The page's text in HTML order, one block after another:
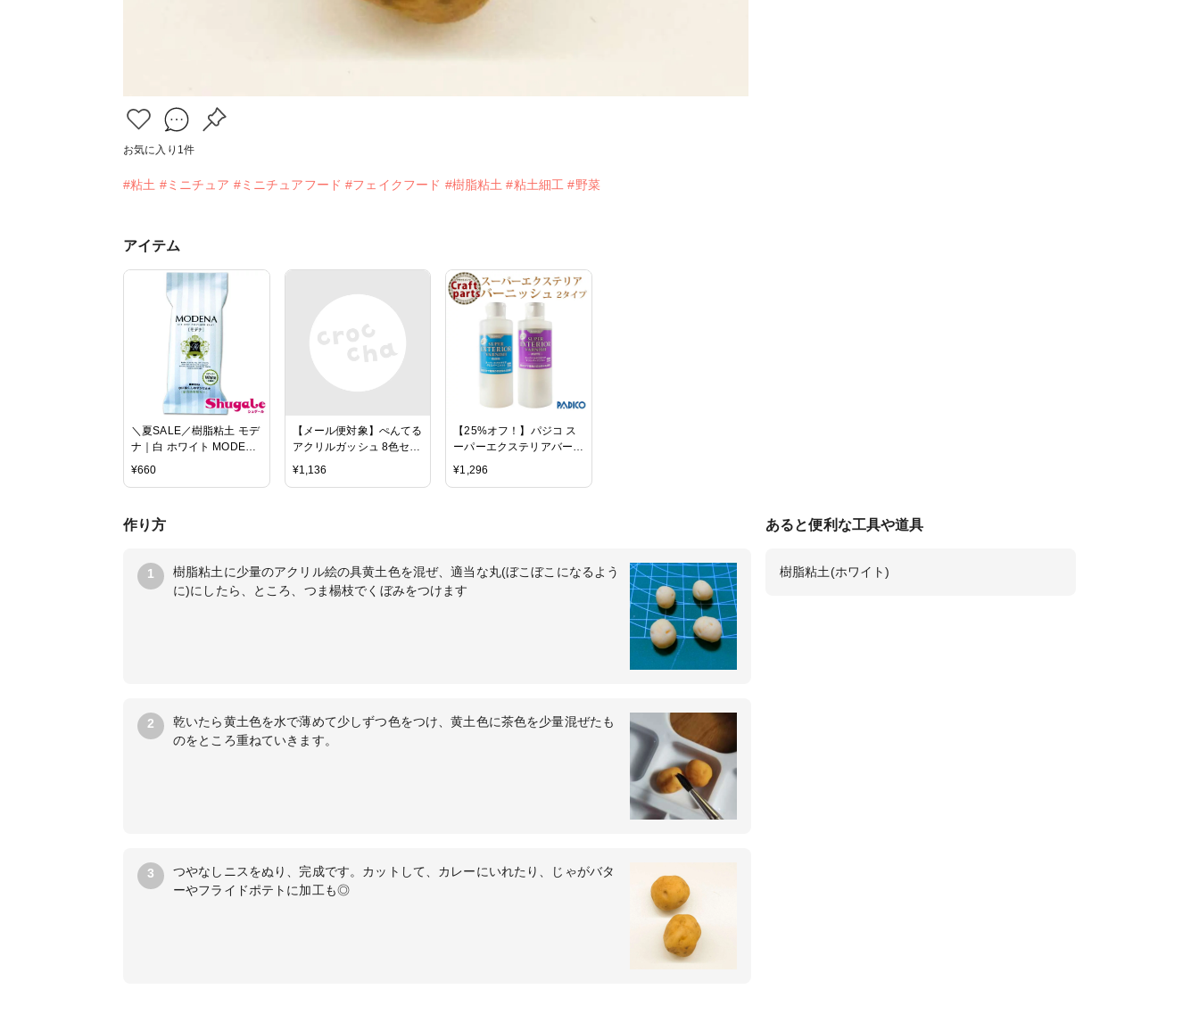
お気に入り 1件
#粘土 #ミニチュア #ミニチュアフード #フェイクフード #樹脂粘土 #粘土細工 #野菜
アイテム
＼夏SALE／樹脂粘土 モデ
ナ｜白 ホワイト MODENA
パジコ 粘土 モデナ ねんど
¥660
【メール便対象】ぺんてる
アクリルガッシュ 8色セッ
ト(白2本入) WXR-8 アクリ
ル絵の具
¥1,136
【25%オフ！】パジコ ス
ーパーエクステリアバーニ
ッシュ 各種2タイプ 宅配
便発送のみ
¥1,296
作り方
1
樹脂粘土に少量のアクリル絵の具黄土色を混ぜ、適当な丸(ぼこぼこになるよう
に)にしたら、ところ、つま楊枝でくぼみをつけます
2
乾いたら黄土色を水で薄めて少しずつ色をつけ、黄土色に茶色を少量混ぜたも
のをところ重ねていきます。
3
つやなしニスをぬり、完成です。カットして、カレーにいれたり、じゃがバタ
ーやフライドポテトに加工も◎
あると便利な工具や道具
樹脂粘土(ホワイト)